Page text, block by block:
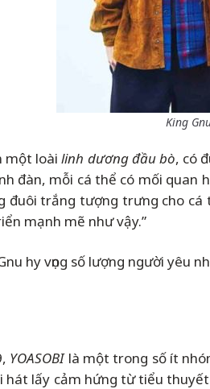
King
một loài linh dương đầu bò, có
đàn, mỗi cá thể có mối quan
đuôi trắng tượng trưng cho cá
mạnh mẽ như vậy.”
hy vọng số lượng người yêu
YOASOBIlà một trong số ít
hát lấy cảm hứng từ tiểu